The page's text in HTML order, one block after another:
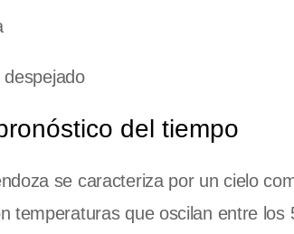
despejado
del tiempo
se caracteriza por un cielo
temperaturas que oscilan entre